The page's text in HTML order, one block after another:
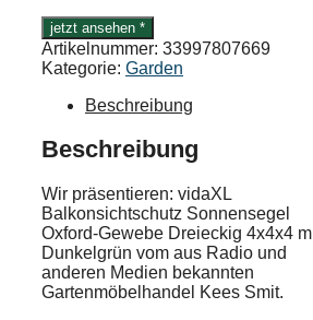
jetzt ansehen *
Artikelnummer: 33997807669
Kategorie: Garden
Beschreibung
Beschreibung
Wir präsentieren: vidaXL
Balkonsichtschutz Sonnensegel
Oxford-Gewebe Dreieckig 4x4x4 m
Dunkelgrün vom aus Radio und
anderen Medien bekannten
Gartenmöbelhandel Kees Smit.